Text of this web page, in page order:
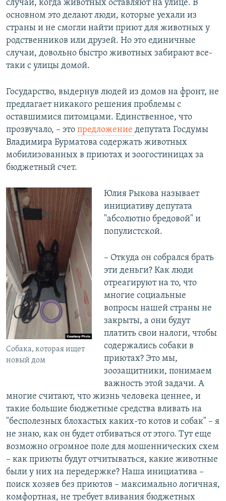
случаи, когда животных оставляют на улице. В
основном это делают люди, которые уехали из
страны и не смогли найти приют для животных у
родственников или друзей. Но это единичные
случаи, довольно быстро животных забирают все-
таки с улицы домой.
Государство, выдернув людей из домов на фронт, не
предлагает никакого решения проблемы с
оставшимися питомцами. Единственное, что
прозвучало, – это предложение депутата Госдумы
Владимира Бурматова содержать животных
мобилизованных в приютах и зоогостиницах за
бюджетный счет.
Собака, которая ищет
новый дом
Юлия Рыкова называет
инициативу депутата
"абсолютно бредовой" и
популистской.
– Откуда он собрался брать
эти деньги? Как люди
отреагируют на то, что
многие социальные
вопросы нашей страны не
закрыты, а они будут
платить свои налоги, чтобы
содержались собаки в
приютах? Это мы,
зоозащитники, понимаем
важность этой задачи. А
многие считают, что жизнь человека ценнее, и
такие большие бюджетные средства вливать на
"бесполезных блохастых каких-то котов и собак" – я
не знаю, как он будет отбиваться от этого. Тут еще
возможно огромное поле для мошеннических схем
– как приюты будут отчитываться, какие животные
были у них на передержке? Наша инициатива –
поиск хозяев без приютов – максимально логичная,
комфортная, не требует вливания бюджетных